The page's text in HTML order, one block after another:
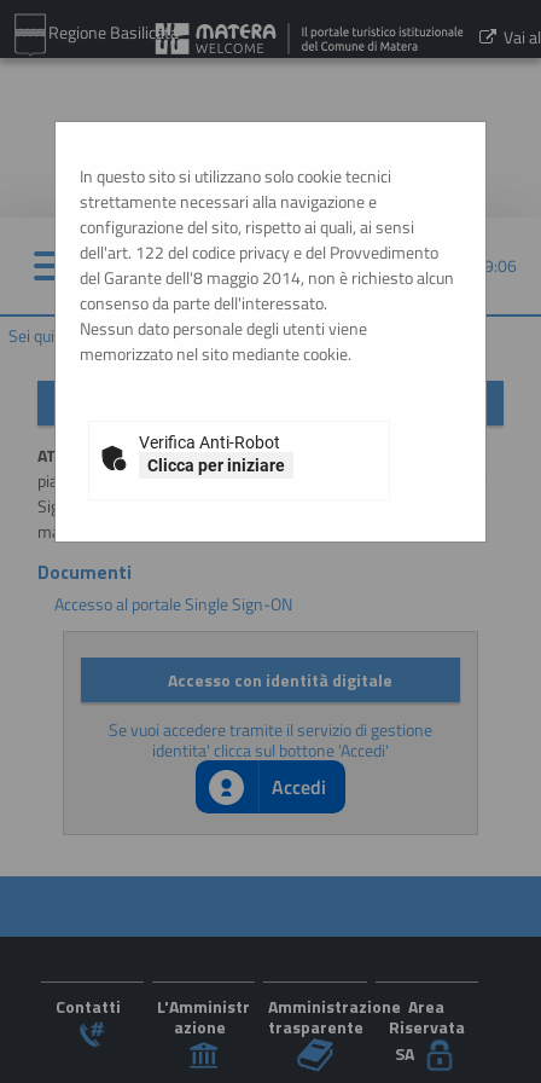
Regione Basilicata Vai al
08/08/2026 09:06
Sei qui: Home
In questo sito si utilizzano solo cookie tecnici
strettamente necessari alla navigazione e
configurazione del sito, rispetto ai quali, ai sensi
dell'art. 122 del codice privacy e del Provvedimento
del Garante dell'8 maggio 2014, non è richiesto alcun
consenso da parte dell'interessato.
Nessun dato personale degli utenti viene
memorizzato nel sito mediante cookie.
Verifica Anti-Robot
Clicca per iniziare
ATTENZIONE: a partire dal1 Luglio 2026
piattaforma sarà possibile esclusivamente tramite SSO (Single-
Sign ON), utilizzando un'identità digitale SPID / CIE / EIDAS. Per
maggiori informazioni si rimanda al manuale qui disponibile.
Documenti
Accesso al portale Single Sign-ON
Accesso con identità digitale
Se vuoi accedere tramite il servizio di gestione
identita' clicca sul bottone 'Accedi'
Accedi
Contatti
L'Amministr
azione
Amministrazione
trasparente
Area
Riservata
SA